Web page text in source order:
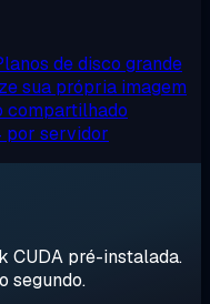
de disco grande
sua própria imagem
compartilhado
por servidor
CUDA pré-instalada.
segundo.